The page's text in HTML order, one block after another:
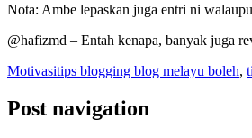
Nota: Ambe lepaskan juga entri ni
@hafizmd – Entah kenapa, banyak juga
Motivasitips blogging blog melayu boleh,
Post navigation